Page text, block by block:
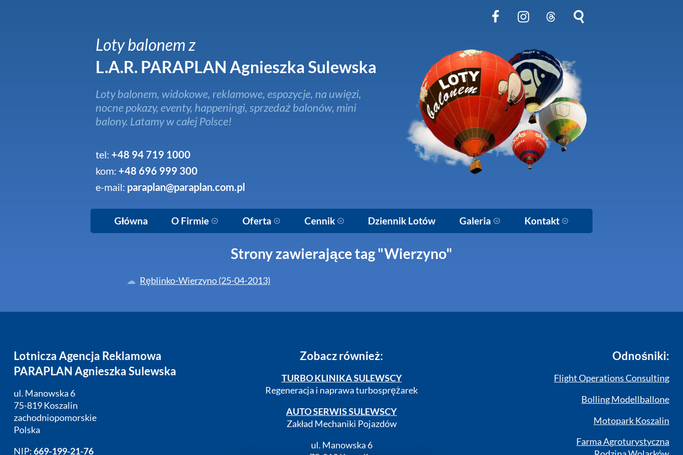
Loty balonem z
L.A.R. PARAPLAN Agnieszka Sulewska
Loty balonem, widokowe, reklamowe, espozycje, na uwięzi,
nocne pokazy, eventy, happeningi, sprzedaż balonów, mini
balony. Latamy w całej Polsce!
tel: +48 94 719 1000
kom: +48 696 999 300
e-mail: paraplan@paraplan.com.pl
Główna O Firmie Oferta Cennik Dziennik Lotów Galeria Kontakt
Strony zawierające tag "Wierzyno"
Ręblinko-Wierzyno (25-04-2013)
Lotnicza Agencja Reklamowa
PARAPLAN Agnieszka Sulewska
ul. Manowska 6
75-819 Koszalin
zachodniopomorskie
Polska
NIP:669-199-21-76
Zobacz również:
TURBO KLINIKA SULEWSCY
Regeneracja i naprawa turbosprężarek
AUTO SERWIS SULEWSCY
Zakład Mechaniki Pojazdów
ul. Manowska 6
Odnośniki:
Flight Operations Consulting
Bolling Modellballone
Motopark Koszalin
Farma Agroturystyczna